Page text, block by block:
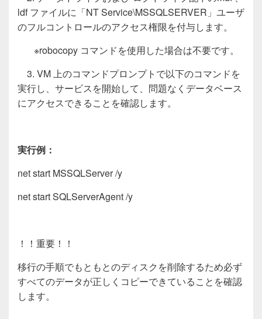
ldf ファイルに「NT Service\MSSQLSERVER」ユーザ
のフルコントロールのアクセス権限を付与します。
※robocopy コマンドを使用した場合は不要です。
3. VM 上のコマンドプロンプトで以下のコマンドを
実行し、サービスを開始して、問題なくデータベース
にアクセスできることを確認します。
実行例：
net start MSSQLServer /y
net start SQLServerAgent /y
！！重要！！
移行の手順でもともとのディスクを削除するため必ず
すべてのデータが正しくコピーできていることを確認
します。